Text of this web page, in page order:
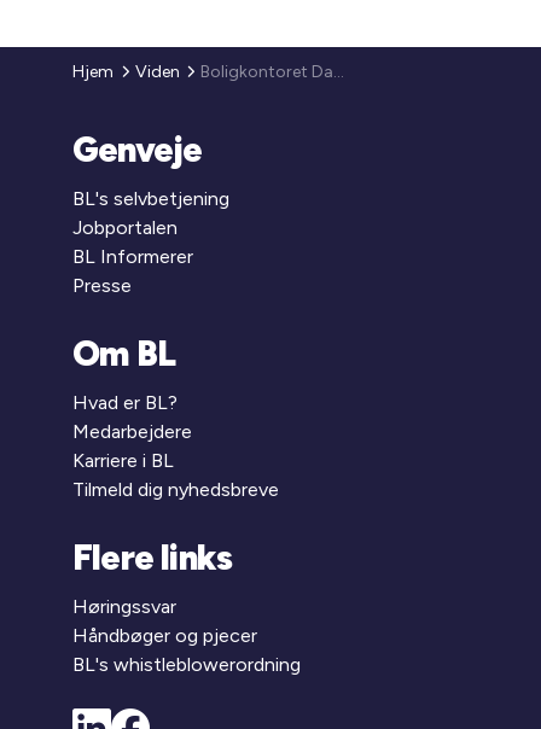
Hjem Viden Boligkontoret Danmark udgiver bog om moderne beboerdemokrati
Genveje
BL's selvbetjening
Jobportalen
BL Informerer
Presse
Om BL
Hvad er BL?
Medarbejdere
Karriere i BL
Tilmeld dig nyhedsbreve
Flere links
Høringssvar
Håndbøger og pjecer
BL's whistleblowerordning